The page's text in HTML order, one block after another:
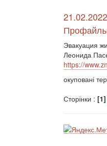
Эвакуация
Леонида
https://
окуповані
Сторінки : [1]